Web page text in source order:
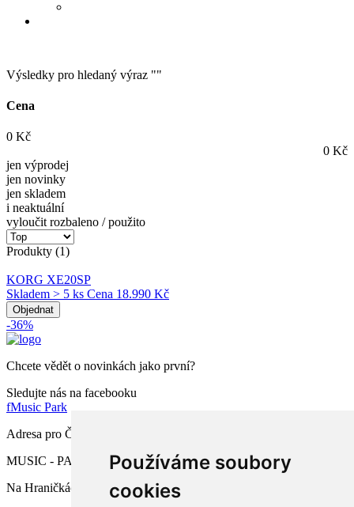
Používáme soubory
cookies
Výsledky pro hledaný výraz ""
Cena
0 Kč
0 Kč
jen výprodej
jen novinky
jen skladem
i neaktuální
vyloučit rozbaleno / použito
Produkty (1)
KORG XE20SP
Skladem > 5 ks Cena 18.990 Kč
Objednat
-36%
Chcete vědět o novinkách jako první?
Sledujte nás na facebooku
fMusic Park
Adresa pro ČR
MUSIC - PARK.CZ s.r.o.
Na Hraničkách 791/34a